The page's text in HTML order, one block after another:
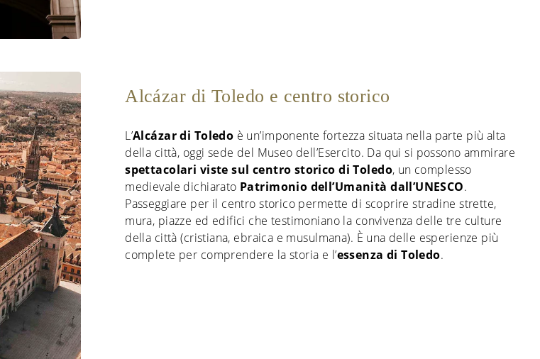
Alcázar di Toledo e centro storico
L’Alcázar di Toledo è un’imponente fortezza situata nella parte più alta
della città, oggi sede del Museo dell’Esercito. Da qui si possono ammirare
spettacolari viste sul centro storico di Toledo, un complesso
medievale dichiarato Patrimonio dell’Umanità dall’UNESCO.
Passeggiare per il centro storico permette di scoprire stradine strette,
mura, piazze ed edifici che testimoniano la convivenza delle tre culture
della città (cristiana, ebraica e musulmana). È una delle esperienze più
complete per comprendere la storia e l’essenza di Toledo.